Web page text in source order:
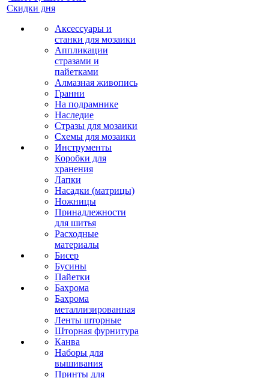
Скидки дня
Аксессуары и
станки для мозаики
Аппликации
стразами и
пайетками
Алмазная живопись
Гранни
На подрамнике
Наследие
Стразы для мозаики
Схемы для мозаики
Инструменты
Коробки для
хранения
Лапки
Насадки (матрицы)
Ножницы
Принадлежности
для шитья
Расходные
материалы
Бисер
Бусины
Пайетки
Бахрома
Бахрома
металлизированная
Ленты шторные
Шторная фурнитура
Канва
Наборы для
вышивания
Принты для